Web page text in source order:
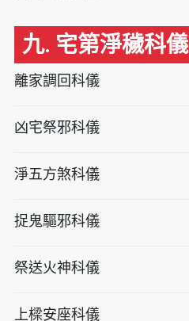
九. 宅第淨穢科儀
離家調回科儀
凶宅祭邪科儀
淨五方煞科儀
捉鬼驅邪科儀
祭送火神科儀
上樑安座科儀